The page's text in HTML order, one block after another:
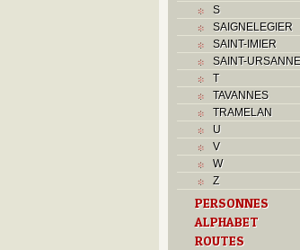
S
SAIGNELEGIER
SAINT-IMIER
SAINT-URSANNE
T
TAVANNES
TRAMELAN
U
V
W
Z
PERSONNES
ALPHABET
ROUTES